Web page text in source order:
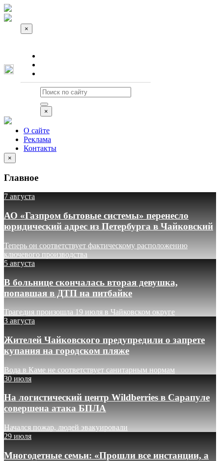
×
×
О сайте
Реклама
Контакты
×
Главное
7 августа
АО «Газпром бытовые системы» перенесло
юридический адрес из Петербурга в Чайковский
Теперь он соответствует фактическому расположению
ключевого производства
5 августа
В больнице скончалась вторая девушка,
попавшая в ДТП на питбайке
Трагедия произошла 19 июля в Чайковском округе
3 августа
Жителей Чайковского предупредили о запрете
купания на городском пляже
Вода в Каме не соответствует санитарным нормам
30 июля
На логистический центр Wildberries в Сарапуле
совершена атака БПЛА
Начался пожар, людей эвакуировали
29 июля
Многодетные семьи: «Прошли все инстанции, а